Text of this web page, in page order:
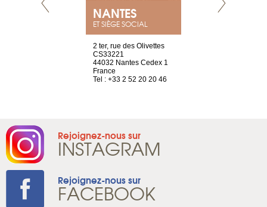
NANTES
ET SIÈGE SOCIAL
2 ter, rue des Olivettes
CS33221
44032 Nantes Cedex 1
France
Tel : +33 2 52 20 20 46
Rejoignez-nous sur
INSTAGRAM
Rejoignez-nous sur
FACEBOOK